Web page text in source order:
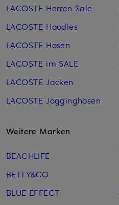
LACOSTE Herren Sale
LACOSTE Hoodies
LACOSTE Hosen
LACOSTE im SALE
LACOSTE Jacken
LACOSTE Jogginghosen
Weitere Marken
BEACHLIFE
BETTY&CO
BLUE EFFECT